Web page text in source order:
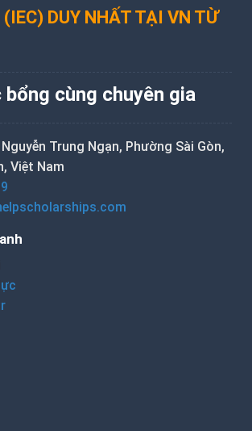
DUY NHẤT TẠI VN TỪ
cùng chuyên gia
Trung Ngạn, Phường Sài Gòn,
Việt Nam